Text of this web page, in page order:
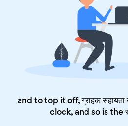
and to top it off, ग्राहक
clock, and so is the